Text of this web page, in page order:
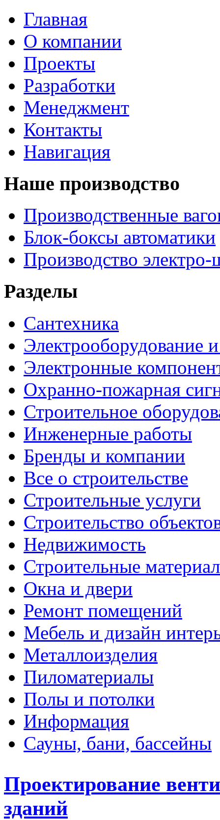
Главная
О компании
Проекты
Разработки
Менеджмент
Контакты
Навигация
Наше производство
Производственные
Блок-боксы автоматики
Производство
Разделы
Сантехника
Электрооборудование
Электронные
Охранно-пожарная
Строительное
Инженерные работы
Бренды и компании
Все о строительстве
Строительные услуги
Строительство
Недвижимость
Строительные
Окна и двери
Ремонт помещений
Мебель и дизайн
Металлоизделия
Пиломатериалы
Полы и потолки
Информация
Сауны, бани, бассейны
Проектирование
зданий